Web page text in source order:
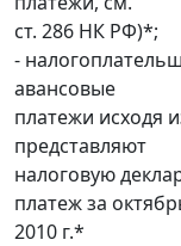
ст. 286 НК РФ)*;
-
авансовые
платежи исходя
представляют
налоговую
платеж за
2010 г.*